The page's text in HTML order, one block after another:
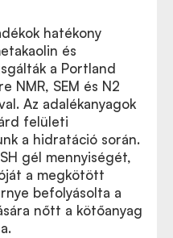
hatékony
és
a Portland
NMR, SEM és N2
Az adalékanyagok
felületi
a hidratáció során.
gél mennyiségét,
a megkötött
befolyásolta a
nőtt a kötőanyag